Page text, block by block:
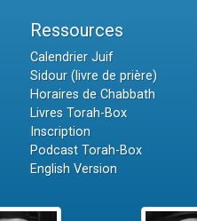
Ressources
Calendrier Juif
Sidour (livre de prière)
Horaires de Chabbath
Livres Torah-Box
Inscription
Podcast Torah-Box
English Version